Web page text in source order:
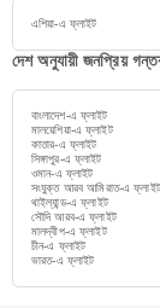
এশিয়া-এ ফ্লাইট
দেশ অনুযায়ী জনপ্রিয়
বাংলাদেশ-এ ফ্লাইট
মালয়েশিয়া-এ ফ্লাইট
কাতার-এ ফ্লাইট
সিঙ্গাপুর-এ ফ্লাইট
ওমান-এ ফ্লাইট
সংযুক্ত আরব আমিরাত-এ ফ্লাইট
থাইল্যান্ড-এ ফ্লাইট
সৌদি আরব-এ ফ্লাইট
মালদ্বীপ-এ ফ্লাইট
চীন-এ ফ্লাইট
ভারত-এ ফ্লাইট